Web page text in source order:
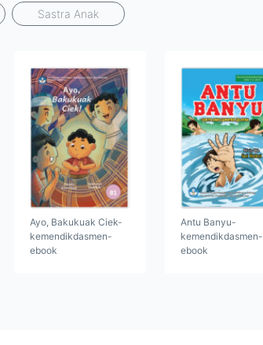
Sastra Anak
Ayo, Bakukuak Ciek-
kemendikdasmen-
ebook
Antu Banyu-
kemendikdasmen-
ebook